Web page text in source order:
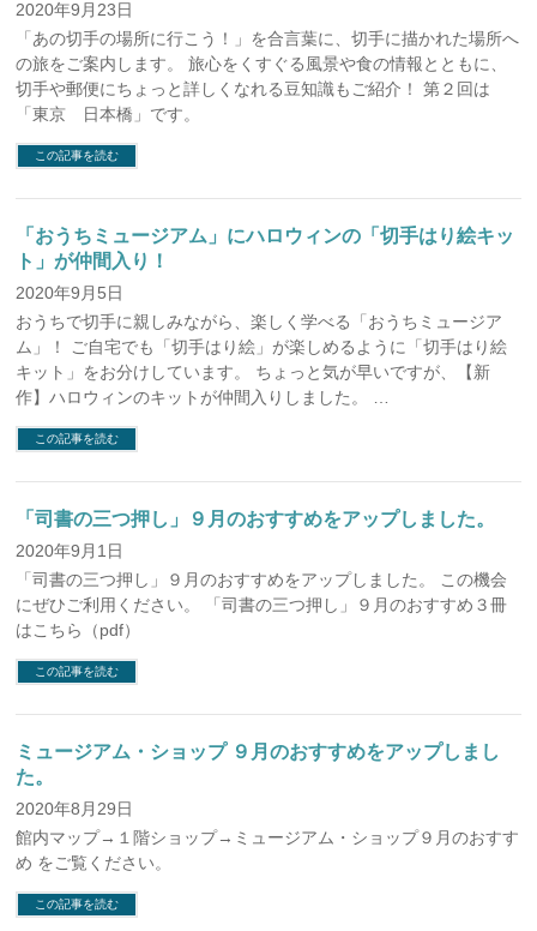
2020年9月23日
「あの切手の場所に行こう！」を合言葉に、切手に描かれた場所へ
の旅をご案内します。 旅心をくすぐる風景や食の情報とともに、
切手や郵便にちょっと詳しくなれる豆知識もご紹介！ 第２回は
「東京 日本橋」です。
この記事を読む
「おうちミュージアム」にハロウィンの「切手はり絵キッ
ト」が仲間入り！
2020年9月5日
おうちで切手に親しみながら、楽しく学べる「おうちミュージア
ム」！ ご自宅でも「切手はり絵」が楽しめるように「切手はり絵
キット」をお分けしています。 ちょっと気が早いですが、【新
作】ハロウィンのキットが仲間入りしました。 …
この記事を読む
「司書の三つ押し」９月のおすすめをアップしました。
2020年9月1日
「司書の三つ押し」９月のおすすめをアップしました。 この機会
にぜひご利用ください。 「司書の三つ押し」９月のおすすめ３冊
はこちら（pdf）
この記事を読む
ミュージアム・ショップ ９月のおすすめをアップしまし
た。
2020年8月29日
館内マップ→１階ショップ→ミュージアム・ショップ９月のおすす
め をご覧ください。
この記事を読む